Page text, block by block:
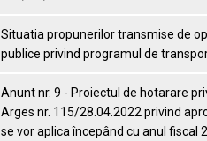
Situatia propunerilor transmise de
publice privind programul de
Anunt nr. 9 - Proiectul de hotarare
Arges nr. 115/28.04.2022 privind
se vor aplica începând cu anul fiscal